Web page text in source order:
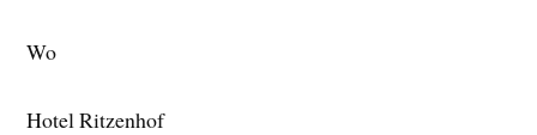
Wo
Hotel Ritzenhof